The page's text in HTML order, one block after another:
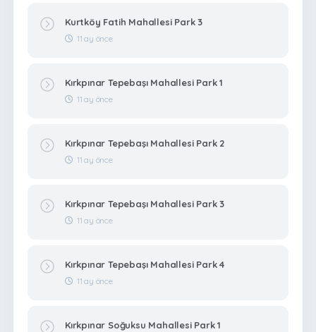
Kurtköy Fatih Mahallesi Park 3
11 ay önce
Kırkpınar Tepebaşı Mahallesi Park 1
11 ay önce
Kırkpınar Tepebaşı Mahallesi Park 2
11 ay önce
Kırkpınar Tepebaşı Mahallesi Park 3
11 ay önce
Kırkpınar Tepebaşı Mahallesi Park 4
11 ay önce
Kırkpınar Soğuksu Mahallesi Park 1